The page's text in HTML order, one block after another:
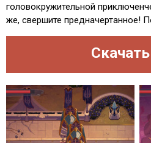
головокружительной
же, свершите предначертанное!
Скачать